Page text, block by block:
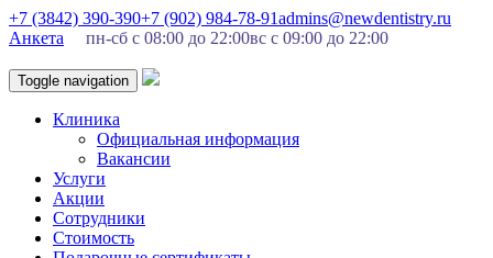
+7 (3842) 390-390+7 (902) 984-78-91admins@newdentistry.ru
Анкета
пн-сб с 08:00 до 22:00вс с 09:00 до 22:00
Toggle navigation
Клиника
Официальная информация
Вакансии
Услуги
Акции
Сотрудники
Стоимость